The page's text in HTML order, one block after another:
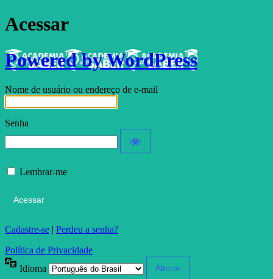
Acessar
Powered by WordPress
Nome de usuário ou endereço de e-mail
Senha
Lembrar-me
Cadastre-se | Perdeu a senha?
Política de Privacidade
Idioma